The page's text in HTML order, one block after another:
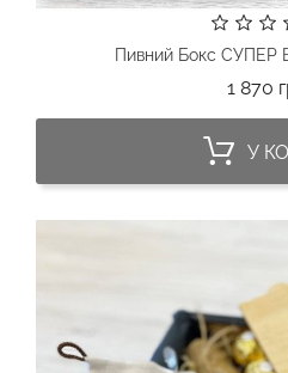
Пивний Бокс СУПЕР
1 870
У